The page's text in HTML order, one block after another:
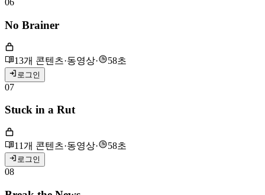
No Brainer
13개 콘텐츠·동영상· 58초
로그인
07
Stuck in a Rut
11개 콘텐츠·동영상· 58초
로그인
08